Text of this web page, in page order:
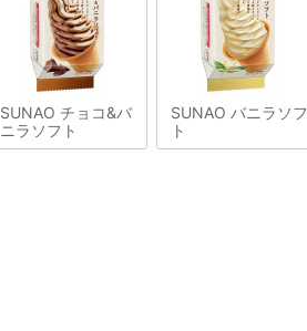
SUNAO チョコ&バ
ニラソフト
SUNAO バニラソフ
ト